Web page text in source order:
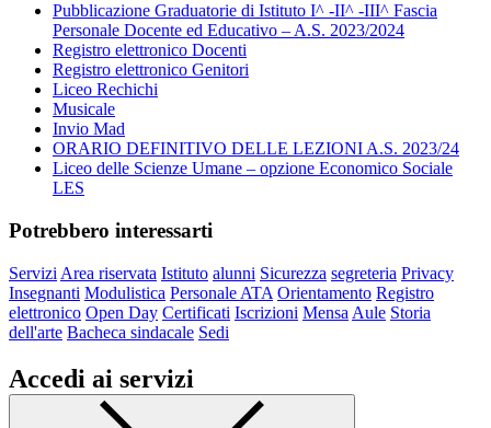
Pubblicazione Graduatorie di Istituto I^ -II^ -III^ Fascia
Personale Docente ed Educativo – A.S. 2023/2024
Registro elettronico Docenti
Registro elettronico Genitori
Liceo Rechichi
Musicale
Invio Mad
ORARIO DEFINITIVO DELLE LEZIONI A.S. 2023/24
Liceo delle Scienze Umane – opzione Economico Sociale
LES
Potrebbero interessarti
Servizi Area riservata Istituto alunni Sicurezza segreteria Privacy
Insegnanti Modulistica Personale ATA Orientamento Registro
elettronico Open Day Certificati Iscrizioni Mensa Aule Storia
dell'arte Bacheca sindacale Sedi
Accedi ai servizi